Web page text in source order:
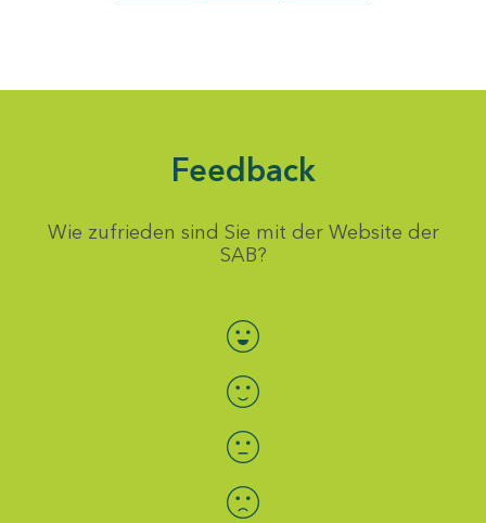
Feedback
Wie zufrieden sind Sie mit der Website der
SAB?
Bewertung auswählen